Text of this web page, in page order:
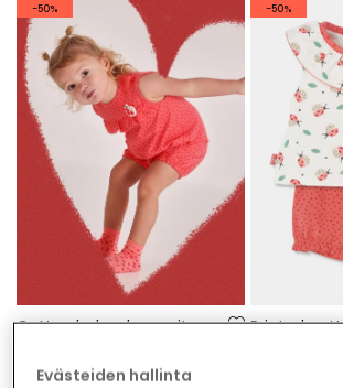
-50%
Cotton baby sleepsuit with print
-50%
Printed
Evästeiden hallinta